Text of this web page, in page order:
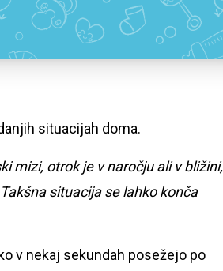
situacijah doma.
mizi, otrok je v naročju ali v bližini,
situacija se lahko konča
v nekaj sekundah posežejo po